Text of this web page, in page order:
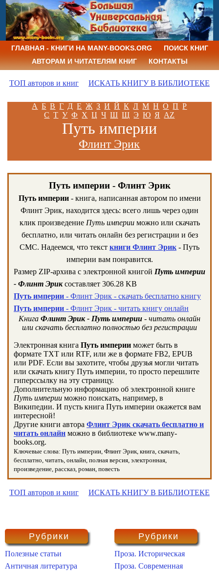
ГЛАВНАЯ - КНИГИ НА MANY-BOOKS.ORG
ПОИСК КНИГ
АВТОРАМ И ЧИТАТЕЛЯМ КНИГ
КОНТАКТЫ
ТОП авторов и книг ИСКАТЬ КНИГУ В БИБЛИОТЕКЕ
А Б В Г Д Е Ж З И Й К Л М Н О П Р
С Т У Ф Х Ц Ч Ш Щ Э Ю Я AZ
Путь империи
Флинт Эрик
Путь империи - Флинт Эрик
Путь империи- книга, написанная автором по имени
Флинт Эрик, находится здесь: всего лишь через один
клик произведение Путь империиможно или скачать
бесплатно, или читать онлайн без регистрации и без
СМС. Надеемся, что текст книги Флинт Эрик - Путь
империи вам понравится.
Размер ZIP-архива c электронной книгой Путь империи
- Флинт Эриксоставляет 306.28 KB
Путь империи - Флинт Эрик - скачать бесплатно книгу
Путь империи - Флинт Эрик - читать книгу онлайн
Книга Флинт Эрик - Путь империи - читать онлайн
или скачать бесплатно полностью без регистрации
Электронная книга Путь империи может быть в
формате TXT или RTF, или же в формате FB2, EPUB
или PDF. Если вы захотите, чтобы друзья могли читать
или скачать книгу Путь империи, то просто перешлите
гиперссылку на эту страницу.
Дополнительную информацию об электронной книге
Путь империи можно поискать, например, в
Википедии. И пусть книга Путь империи окажется вам
интересной!
Другие книги автора Флинт Эрик скачать бесплатно и
читать онлайн можно в библиотеке www.many-
books.org.
Ключевые слова: Путь империи, Флинт Эрик, книга, скачать,
бесплатно, читать, онлайн, полная версия, электронная,
произведение, рассказ, роман, повесть
ТОП авторов и книг ИСКАТЬ КНИГУ В БИБЛИОТЕКЕ
Рубрики
Полезные статьи
Античная литература
Рубрики
Проза. Историческая
Проза. Современная